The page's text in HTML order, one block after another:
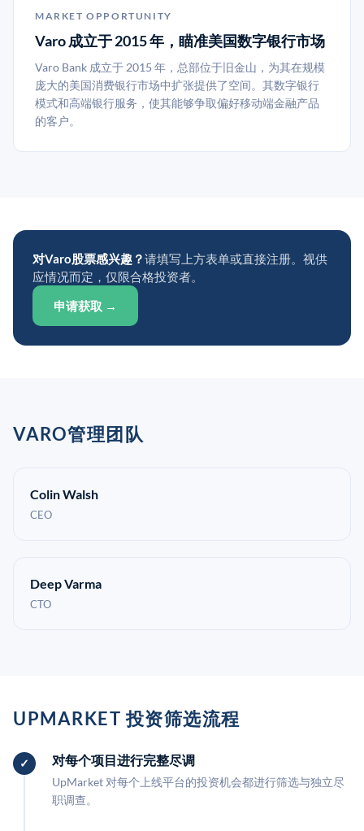
MARKET OPPORTUNITY
Varo 成立于 2015 年，瞄准美国数字银行市场
Varo Bank 成立于 2015 年，总部位于旧金山，为其在规模
庞大的美国消费银行市场中扩张提供了空间。其数字银行
模式和高端银行服务，使其能够争取偏好移动端金融产品
的客户。
对Varo股票感兴趣？请填写上方表单或直接注册。视供
应情况而定，仅限合格投资者。
申请获取 →
VARO管理团队
Colin Walsh
CEO
Deep Varma
CTO
UPMARKET 投资筛选流程
对每个项目进行完整尽调
UpMarket 对每个上线平台的投资机会都进行筛选与独立尽
职调查。